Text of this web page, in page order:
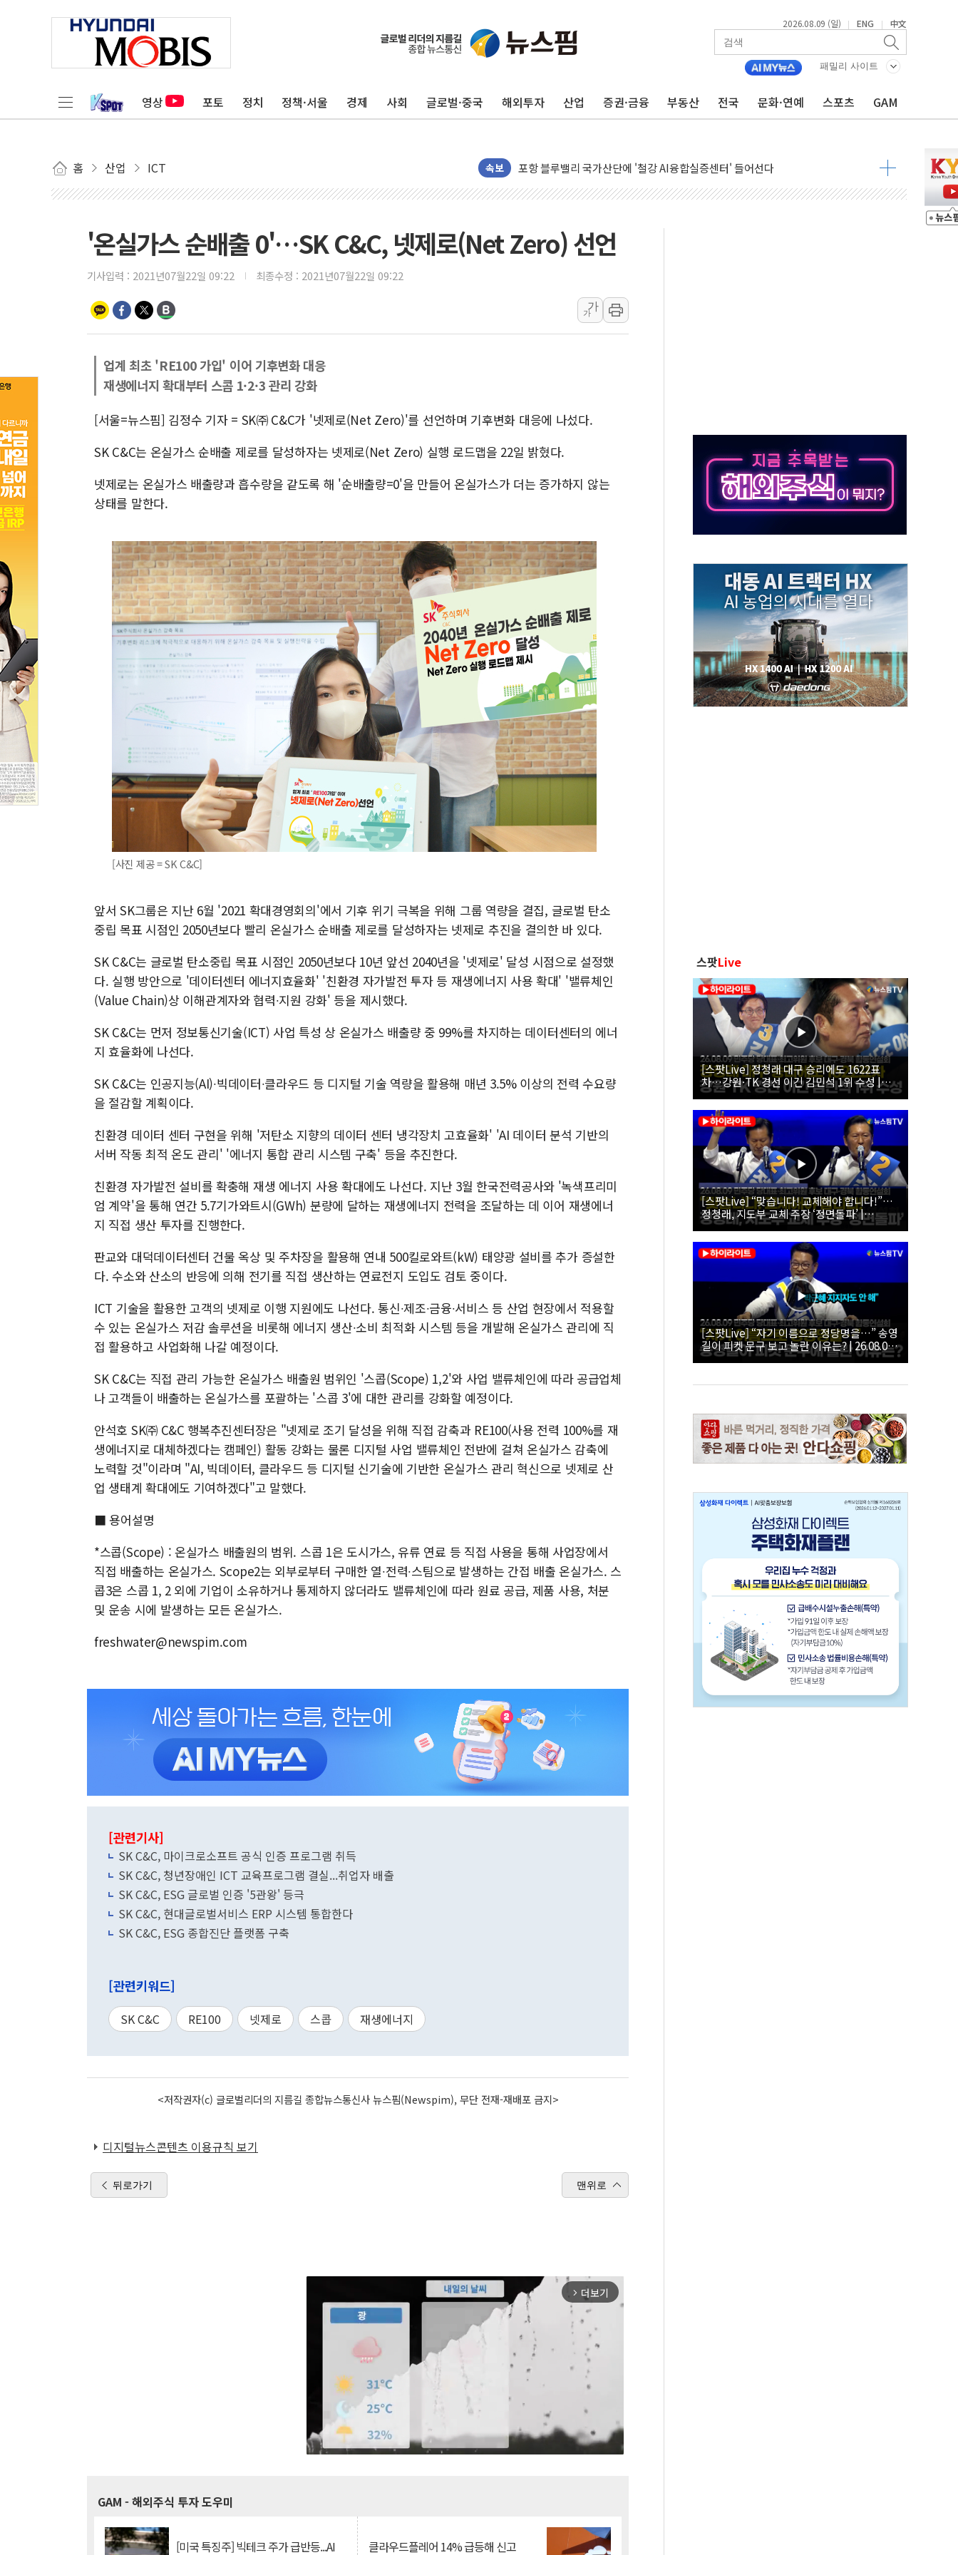
2026.08.09 (일) | ENG | 中文
패밀리 사이트
영상 포토 정치 정책·서울 경제 사회 글로벌·중국 해외투자 산업 증권·금융 부동산 전국 문화·연예 스포츠 GAM
홈 산업 ICT 속보
125mm 폭우 쏟아진 울진...'두천~하당'·'올미골교' 차량 통행 선제 제한
평택 진위면 공장서 탱크 내부 작업 중 근로자 1명 숨져
상주 낙동강 선착장 하류서 50대 숨진 채 발견...경찰, 조사 중
[종합] 김민석, 정청래에 누적 1.48%p 차 선두 유지...金 46.01% vs 鄭 44.53%
인천서 말다툼 중 어머니 살해 10대 구속…범행 후 반려견도 죽여
김민석, 강원·대구·경북 경선서 정청래에 승리…金 48.54% vs 鄭 44.40%
[속보] 민주, 경북 경선 결과 발표...김민석 47.37% 정청래 45.71% 송영길 6.92%
[속보] 민주, 대구 경선 결과 발표...정청래 47.82% 김민석 46.35% 송영길 5.83%
[속보] 민주, 강원 경선 결과 발표...김민석 50.30% 정청래 41.94% 송영길 7.76%
인천시 광복절 현수막 '태극기 거꾸로' 논란…이틀만에 철거
병무청, 보충역 전면 손질… 예술·체육요원 최대 33% 감축
홈플러스發 대형마트 판매, 역대 최대폭 감소한 9.4%↓…유통업계 양극화 심화
윤준병·이해민 의원, '정부 특사'로 콜롬비아 대통령 취임식 참석
'호우·산사태 주의보' 울진 시간당 30mm 강한 비...호우 피해 없어
'온실가스 순배출 0'…SK C&C, 넷제로(Net Zero) 선언
기사입력 : 2021년07월22일 09:22 최종수정 : 2021년07월22일 09:22
가
가
업계 최초 'RE100 가입' 이어 기후변화 대응
재생에너지 확대부터 스콥 1·2·3 관리 강화
[서울=뉴스핌] 김정수 기자 = SK㈜ C&C가 '넷제로(Net Zero)'를 선언하며 기후변화 대응에 나섰다.
SK C&C는 온실가스 순배출 제로를 달성하자는 넷제로(Net Zero) 실행 로드맵을 22일 밝혔다.
넷제로는 온실가스 배출량과 흡수량을 같도록 해 '순배출량=0'을 만들어 온실가스가 더는 증가하지 않는
상태를 말한다.
[사진 제공 = SK C&C]
앞서 SK그룹은 지난 6월 '2021 확대경영회의'에서 기후 위기 극복을 위해 그룹 역량을 결집, 글로벌 탄소
중립 목표 시점인 2050년보다 빨리 온실가스 순배출 제로를 달성하자는 넷제로 추진을 결의한 바 있다.
SK C&C는 글로벌 탄소중립 목표 시점인 2050년보다 10년 앞선 2040년을 '넷제로' 달성 시점으로 설정했
다. 실행 방안으로 '데이터센터 에너지효율화' '친환경 자가발전 투자 등 재생에너지 사용 확대' '밸류체인
(Value Chain)상 이해관계자와 협력∙지원 강화' 등을 제시했다.
SK C&C는 먼저 정보통신기술(ICT) 사업 특성 상 온실가스 배출량 중 99%를 차지하는 데이터센터의 에너
지 효율화에 나선다.
SK C&C는 인공지능(AI)∙빅데이터∙클라우드 등 디지털 기술 역량을 활용해 매년 3.5% 이상의 전력 수요량
을 절감할 계획이다.
친환경 데이터 센터 구현을 위해 '저탄소 지향의 데이터 센터 냉각장치 고효율화' 'AI 데이터 분석 기반의
서버 작동 최적 온도 관리' '에너지 통합 관리 시스템 구축' 등을 추진한다.
친환경 자가발전 설비를 확충해 재생 에너지 사용 확대에도 나선다. 지난 3월 한국전력공사와 '녹색프리미
엄 계약'을 통해 연간 5.7기가와트시(GWh) 분량에 달하는 재생에너지 전력을 조달하는 데 이어 재생에너
지 직접 생산 투자를 진행한다.
판교와 대덕데이터센터 건물 옥상 및 주차장을 활용해 연내 500킬로와트(kW) 태양광 설비를 추가 증설한
다. 수소와 산소의 반응에 의해 전기를 직접 생산하는 연료전지 도입도 검토 중이다.
ICT 기술을 활용한 고객의 넷제로 이행 지원에도 나선다. 통신∙제조∙금융∙서비스 등 산업 현장에서 적용할
수 있는 온실가스 저감 솔루션을 비롯해 에너지 생산∙소비 최적화 시스템 등을 개발해 온실가스 관리에 직
접 활용하고 사업화해 나갈 예정이다.
SK C&C는 직접 관리 가능한 온실가스 배출원 범위인 '스콥(Scope) 1,2'와 사업 밸류체인에 따라 공급업체
나 고객들이 배출하는 온실가스를 포괄하는 '스콥 3'에 대한 관리를 강화할 예정이다.
안석호 SK㈜ C&C 행복추진센터장은 "넷제로 조기 달성을 위해 직접 감축과 RE100(사용 전력 100%를 재
생에너지로 대체하겠다는 캠페인) 활동 강화는 물론 디지털 사업 밸류체인 전반에 걸쳐 온실가스 감축에
노력할 것"이라며 "AI, 빅데이터, 클라우드 등 디지털 신기술에 기반한 온실가스 관리 혁신으로 넷제로 산
업 생태계 확대에도 기여하겠다"고 말했다.
■ 용어설명
*스콥(Scope) : 온실가스 배출원의 범위. 스콥 1은 도시가스, 유류 연료 등 직접 사용을 통해 사업장에서
직접 배출하는 온실가스. Scope2는 외부로부터 구매한 열∙전력∙스팀으로 발생하는 간접 배출 온실가스. 스
콥3은 스콥 1, 2 외에 기업이 소유하거나 통제하지 않더라도 밸류체인에 따라 원료 공급, 제품 사용, 처분
및 운송 시에 발생하는 모든 온실가스.
freshwater@newspim.com
[관련기사]
SK C&C, 마이크로소프트 공식 인증 프로그램 취득
SK C&C, 청년장애인 ICT 교육프로그램 결실...취업자 배출
SK C&C, ESG 글로벌 인증 '5관왕' 등극
SK C&C, 현대글로벌서비스 ERP 시스템 통합한다
SK C&C, ESG 종합진단 플랫폼 구축
[관련키워드]
SK C&C RE100 넷제로 스콥 재생에너지
<저작권자(c) 글로벌리더의 지름길 종합뉴스통신사 뉴스핌(Newspim), 무단 전재-재배포 금지>
디지털뉴스콘텐츠 이용규칙 보기
뒤로가기 맨위로
arrow_forward_ios 더보기
GAM - 해외주식 투자 도우미
[미국 특징주] 빅테크 주가 급반등...AI 클라우드플레어 14% 급등해 신고
스팟Live
[스팟Live] 정청래 대구 승리에도 1622표
차…강원·TK 경선 이긴 김민석 1위 수성 |
26.08.09 더불어민주당 당대표·최고위원 후
보 대구·경북 합동연설회
[스팟Live] “맞습니다! 교체해야 합니다!”…
정청래, 지도부 교체 주장 ‘정면돌파’ |
26.08.09 더불어민주당 당대표·최고위원 후
보 대구·경북 합동연설회
[스팟Live] “자기 이름으로 정당명을…” 송영
길이 피켓 문구 보고 놀란 이유는? | 26.08.09
더불어민주당 당대표·최고위원 후보 대구·경